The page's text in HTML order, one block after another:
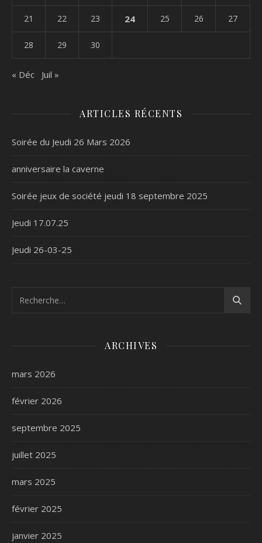
21 22 23 24 25 26 27
28 29 30
« Déc Juil »
ARTICLES RÉCENTS
Soirée du Jeudi 26 Mars 2026
anniversaire la caverne
Soirée jeux de société jeudi 18 septembre 2025
Jeudi 17.07.25
Jeudi 26-03-25
ARCHIVES
mars 2026
février 2026
septembre 2025
juillet 2025
mars 2025
février 2025
janvier 2025